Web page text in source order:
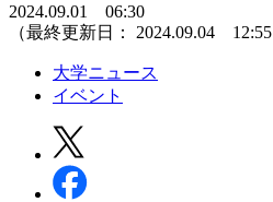
2024.09.01 06:30
（最終更新日： 2024.09.04 12:55
大学ニュース
イベント